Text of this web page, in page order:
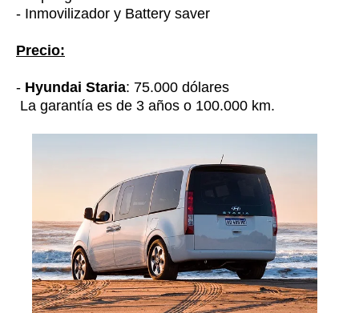
- Inmovilizador y Battery saver
Precio:
- Hyundai Staria: 75.000 dólares
La garantía es de 3 años o 100.000 km.